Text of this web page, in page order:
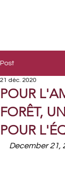
Post
POUR
FORÊT,
POUR
21 déc. 2020
December 21,